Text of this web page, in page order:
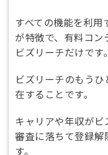
すべての機能を利用
が特徴で、有料コ
ビズリーチだけです。
ビズリーチのもう
在することです。
キャリアや年収がビ
審査に落ちて登録
す。